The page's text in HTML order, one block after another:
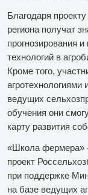
Благодаря
региона получат
прогнозирования
технологий в
Кроме того,
агротехнологиями
ведущих
обучения они
карту развития
«Школа фермера»
проект
при поддержке
на базе ведущих